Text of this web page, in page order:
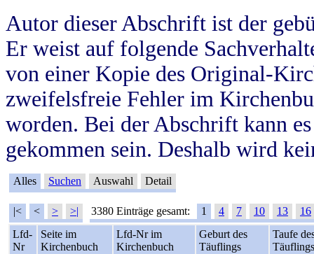
Autor dieser Abschrift ist der
Er weist auf folgende
von einer Kopie des Original-
zweifelsfreie Fehler im
worden. Bei der Abschrift kann
gekommen sein. Deshalb wird
Alles Suchen Auswahl Detail
|< < > >| 3380 Einträge gesamt: 1 4 7 10 13
16
Lfd-
Nr
Seite im
Kirchenbuch
Lfd-Nr im
Kirchenbuch
Geburt des
Täuflings
Taufe
Täuflings